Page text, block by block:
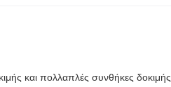
και πολλαπλές συνθήκες δοκιμής